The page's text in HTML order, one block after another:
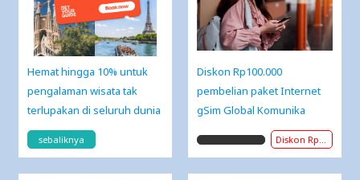
Hemat hingga 10% untuk
pengalaman wisata tak
terlupakan di seluruh dunia
sebaliknya
Diskon Rp100.000
pembelian paket Internet
gSim Global Komunika
Diskon Rp100.000